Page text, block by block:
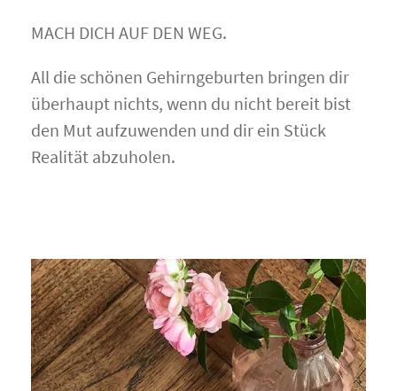
MACH DICH AUF DEN WEG.
All die schönen Gehirngeburten bringen dir
überhaupt nichts, wenn du nicht bereit bist
den Mut aufzuwenden und dir ein Stück
Realität abzuholen.